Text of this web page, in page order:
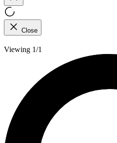
Close
Viewing 1/1